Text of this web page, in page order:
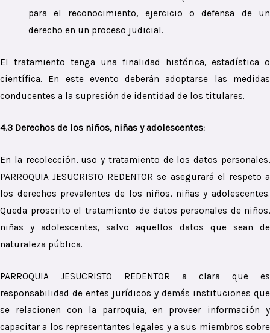
para el reconocimiento, ejercicio o defensa de un
derecho en un proceso judicial.
El tratamiento tenga una finalidad histórica, estadística o
científica. En este evento deberán adoptarse las medidas
conducentes a la supresión de identidad de los titulares.
4.3 Derechos de los niños, niñas y adolescentes:
En la recolección, uso y tratamiento de los datos personales,
PARROQUIA JESUCRISTO REDENTOR se asegurará el respeto a
los derechos prevalentes de los niños, niñas y adolescentes.
Queda proscrito el tratamiento de datos personales de niños,
niñas y adolescentes, salvo aquellos datos que sean de
naturaleza pública.
PARROQUIA JESUCRISTO REDENTOR a clara que es
responsabilidad de entes jurídicos y demás instituciones que
se relacionen con la parroquia, en proveer información y
capacitar a los representantes legales y a sus miembros sobre